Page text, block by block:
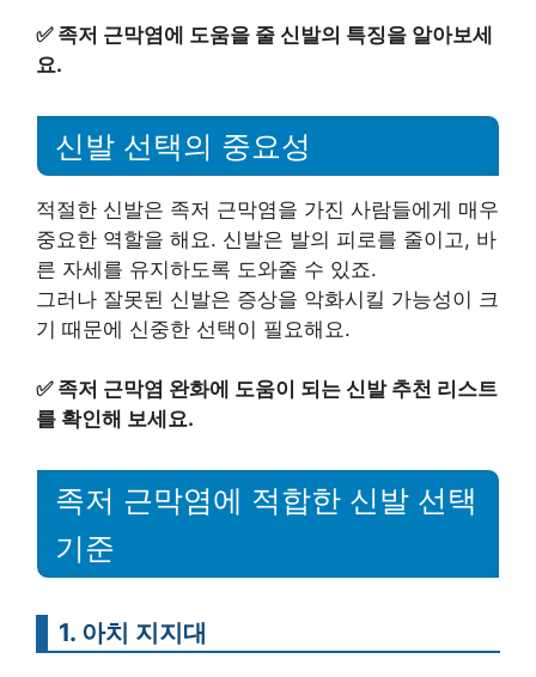
✅ 족저 근막염에 도움을 줄 신발의 특징을 알아보세
요.
신발 선택의 중요성
적절한 신발은 족저 근막염을 가진 사람들에게 매우
중요한 역할을 해요. 신발은 발의 피로를 줄이고, 바
른 자세를 유지하도록 도와줄 수 있죠.
그러나 잘못된 신발은 증상을 악화시킬 가능성이 크
기 때문에 신중한 선택이 필요해요.
✅ 족저 근막염 완화에 도움이 되는 신발 추천 리스트
를 확인해 보세요.
족저 근막염에 적합한 신발 선택
기준
1. 아치 지지대